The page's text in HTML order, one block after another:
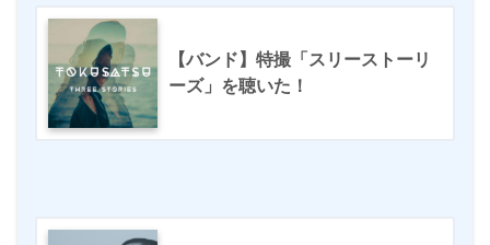
【バンド】特撮「スリーストーリ
ーズ」を聴いた！